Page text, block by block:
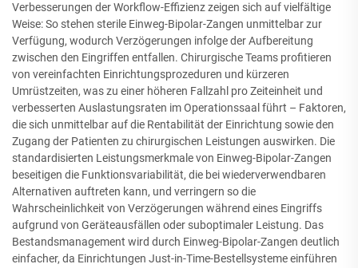
Verbesserungen der Workflow-Effizienz zeigen sich auf vielfältige
Weise: So stehen sterile Einweg-Bipolar-Zangen unmittelbar zur
Verfügung, wodurch Verzögerungen infolge der Aufbereitung
zwischen den Eingriffen entfallen. Chirurgische Teams profitieren
von vereinfachten Einrichtungsprozeduren und kürzeren
Umrüstzeiten, was zu einer höheren Fallzahl pro Zeiteinheit und
verbesserten Auslastungsraten im Operationssaal führt – Faktoren,
die sich unmittelbar auf die Rentabilität der Einrichtung sowie den
Zugang der Patienten zu chirurgischen Leistungen auswirken. Die
standardisierten Leistungsmerkmale von Einweg-Bipolar-Zangen
beseitigen die Funktionsvariabilität, die bei wiederverwendbaren
Alternativen auftreten kann, und verringern so die
Wahrscheinlichkeit von Verzögerungen während eines Eingriffs
aufgrund von Geräteausfällen oder suboptimaler Leistung. Das
Bestandsmanagement wird durch Einweg-Bipolar-Zangen deutlich
einfacher, da Einrichtungen Just-in-Time-Bestellsysteme einführen